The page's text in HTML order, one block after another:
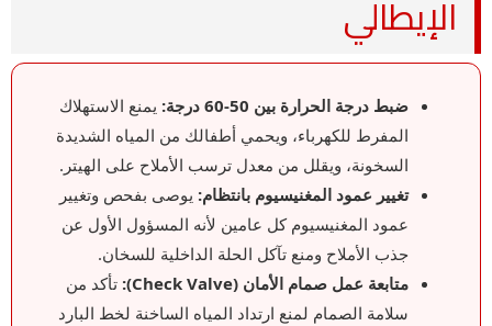
الإيطالي
ضبط درجة الحرارة بين 50-60 درجة:
يمنع الاستهلاك
المفرط للكهرباء، ويحمي أطفالك من المياه الشديدة
السخونة، ويقلل من معدل ترسب الأملاح على الهيتر.
تغيير عمود المغنيسيوم بانتظام: يوصى بفحص وتغيير
عمود المغنيسيوم كل عامين لأنه المسؤول الأول عن
جذب الأملاح ومنع تآكل الحلة الداخلية للسخان.
متابعة عمل صمام الأمان (Check Valve):
تأكد من
سلامة الصمام لمنع ارتداد المياه الساخنة لخط البارد